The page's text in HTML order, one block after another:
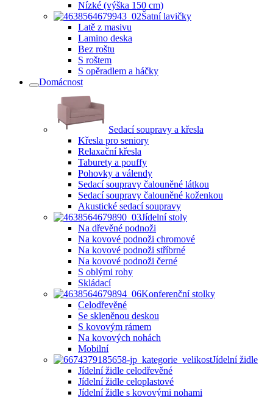
Nízké (výška 150 cm)
Šatní lavičky
Latě z masivu
Lamino deska
Bez roštu
S roštem
S opěradlem a háčky
Domácnost
Sedací soupravy a křesla
Křesla pro seniory
Relaxační křesla
Taburety a pouffy
Pohovky a válendy
Sedací soupravy čalouněné látkou
Sedací soupravy čalouněné koženkou
Akustické sedací soupravy
Jídelní stoly
Na dřevěné podnoži
Na kovové podnoži chromové
Na kovové podnoži stříbrné
Na kovové podnoži černé
S oblými rohy
Skládací
Konferenční stolky
Celodřevěné
Se skleněnou deskou
S kovovým rámem
Na kovových nohách
Mobilní
Jídelní židle
Jídelní židle celodřevěné
Jídelní židle celoplastové
Jídelní židle s kovovými nohami